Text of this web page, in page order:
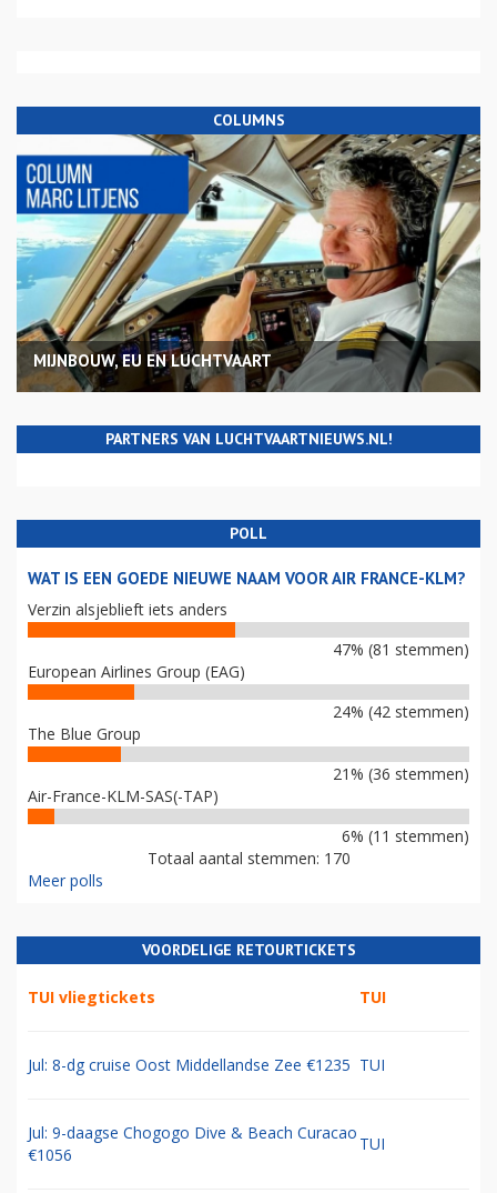
COLUMNS
MIJNBOUW, EU EN LUCHTVAART
PARTNERS VAN LUCHTVAARTNIEUWS.NL!
POLL
WAT IS EEN GOEDE NIEUWE NAAM VOOR AIR FRANCE-KLM?
Verzin alsjeblieft iets anders
47% (81 stemmen)
European Airlines Group (EAG)
24% (42 stemmen)
The Blue Group
21% (36 stemmen)
Air-France-KLM-SAS(-TAP)
6% (11 stemmen)
Totaal aantal stemmen: 170
Meer polls
VOORDELIGE RETOURTICKETS
TUI vliegtickets TUI
Jul: 8-dg cruise Oost Middellandse Zee €1235 TUI
Jul: 9-daagse Chogogo Dive & Beach Curacao
€1056
TUI